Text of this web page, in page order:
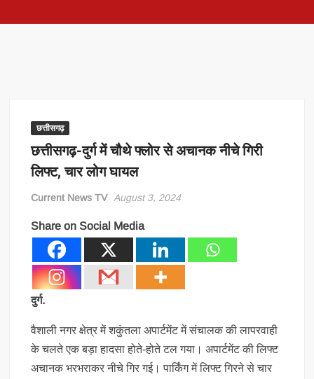
छत्तीसगढ़
छत्तीसगढ़-दुर्ग में चौथे फ्लोर से अचानक नीचे गिरी
लिफ्ट, चार लोग घायल
Current News TV August 3, 2024
Share on Social Media
दुर्ग.
वैशाली नगर क्षेत्र में शकुंतला अपार्टमेंट में संचालक की लापरवाही
के चलते एक बड़ा हादसा होते-होते टल गया। अपार्टमेंट की लिफ्ट
अचानक भरभराकर नीचे गिर गई। पार्किंग में लिफ्ट गिरने से चार